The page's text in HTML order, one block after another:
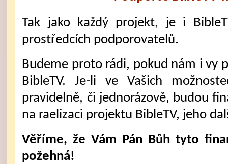
Tak jako každý projekt, je i
prostředcích podporovatelů.
Budeme proto rádi, pokud nám i vy
BibleTV. Je-li ve Vašich
pravidelně, či jednorázově, budou
na raelizaci projektu BibleTV, jeho
Věříme, že Vám Pán Bůh tyto
požehná!